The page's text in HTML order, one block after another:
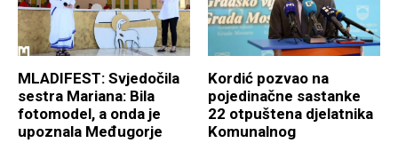
MLADIFEST: Svjedočila
sestra Mariana: Bila
fotomodel, a onda je
upoznala Međugorje
Kordić pozvao na
pojedinačne sastanke
22 otpuštena djelatnika
Komunalnog